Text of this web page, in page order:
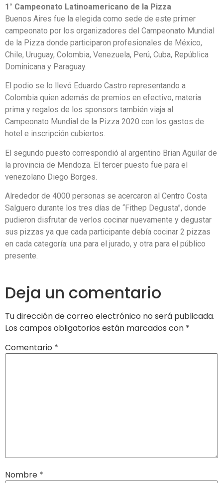
1° Campeonato Latinoamericano de la Pizza
Buenos Aires fue la elegida como sede de este primer
campeonato por los organizadores del Campeonato Mundial
de la Pizza donde participaron profesionales de México,
Chile, Uruguay, Colombia, Venezuela, Perú, Cuba, República
Dominicana y Paraguay.
El podio se lo llevó Eduardo Castro representando a
Colombia quien además de premios en efectivo, materia
prima y regalos de los sponsors también viaja al
Campeonato Mundial de la Pizza 2020 con los gastos de
hotel e inscripción cubiertos.
El segundo puesto correspondió al argentino Brian Aguilar de
la provincia de Mendoza. El tercer puesto fue para el
venezolano Diego Borges.
Alrededor de 4000 personas se acercaron al Centro Costa
Salguero durante los tres días de “Fithep Degusta”, donde
pudieron disfrutar de verlos cocinar nuevamente y degustar
sus pizzas ya que cada participante debía cocinar 2 pizzas
en cada categoría: una para el jurado, y otra para el público
presente.
Deja un comentario
Tu dirección de correo electrónico no será publicada.
Los campos obligatorios están marcados con *
Comentario *
Nombre *